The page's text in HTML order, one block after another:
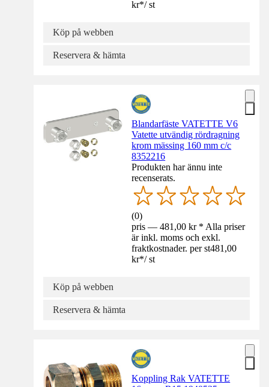
kr*/ st
Köp på webben
Reservera & hämta
Blandarfäste VATETTE V6
Vatette utvändig rördragning
krom mässing 160 mm c/c
8352216
Produkten har ännu inte
recenserats.
(0)
pris — 481,00 kr * Alla priser
är inkl. moms och exkl.
fraktkostnader. per st481,00
kr*/ st
Köp på webben
Reservera & hämta
Koppling Rak VATETTE